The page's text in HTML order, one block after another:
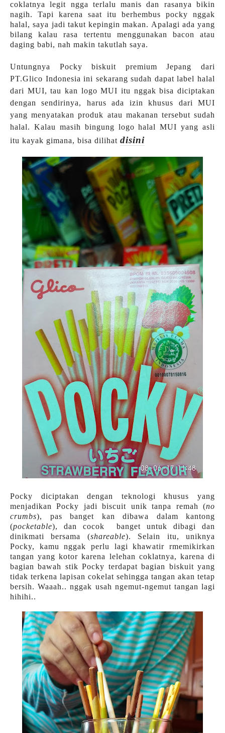
coklatnya legit ngga terlalu manis dan rasanya bikin
nagih. Tapi karena saat itu berhembus pocky nggak
halal, saya jadi takut kepingin makan. Apalagi ada yang
bilang kalau rasa tertentu menggunakan bacon atau
daging babi, nah makin takutlah saya.
Untungnya Pocky biskuit premium Jepang dari
PT.Glico Indonesia ini sekarang sudah dapat label halal
dari MUI, tau kan logo MUI itu nggak bisa diciptakan
dengan sendirinya, harus ada izin khusus dari MUI
yang menyatakan produk atau makanan tersebut sudah
halal. Kalau masih bingung logo halal MUI yang asli
itu kayak gimana, bisa dilihat disini
Pocky diciptakan dengan teknologi khusus yang
menjadikan Pocky jadi biscuit unik tanpa remah (no
crumbs), pas banget kan dibawa dalam kantong
(pocketable), dan cocok
banget untuk dibagi dan
dinikmati bersama (shareable). Selain itu, uniknya
Pocky, kamu nggak perlu lagi khawatir rmemikirkan
tangan yang kotor karena lelehan coklatnya, karena di
bagian bawah stik Pocky terdapat bagian biskuit yang
tidak terkena lapisan cokelat sehingga tangan akan tetap
bersih. Waaah.. nggak usah ngemut-ngemut tangan lagi
hihihi..